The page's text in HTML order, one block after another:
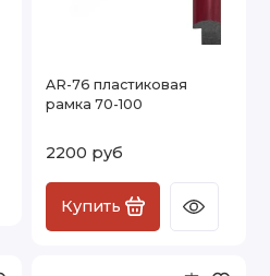
AR-76 пластиковая
рамка 70-100
2200 руб
Купить